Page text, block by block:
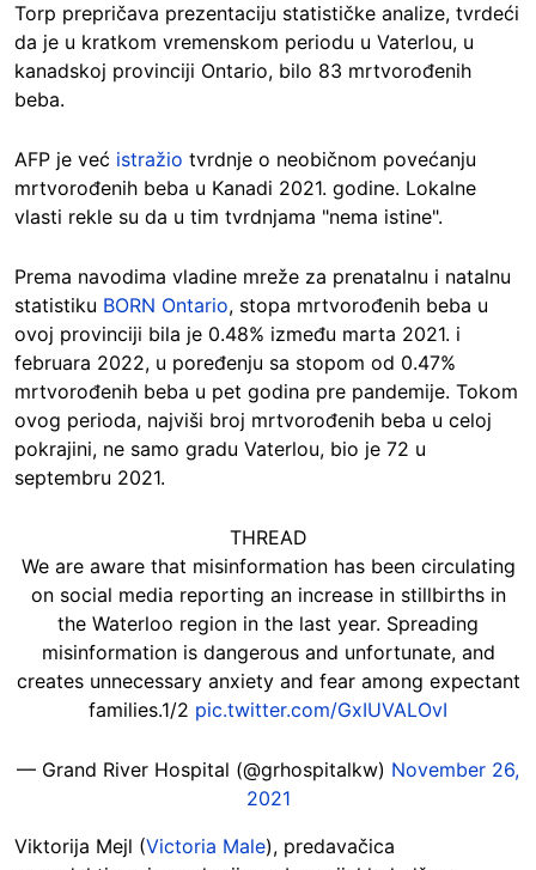
Torp prepričava prezentaciju statističke analize, tvrdeći
da je u kratkom vremenskom periodu u Vaterlou, u
kanadskoj provinciji Ontario, bilo 83 mrtvorođenih
beba.
AFP je već istražio tvrdnje o neobičnom povećanju
mrtvorođenih beba u Kanadi 2021. godine. Lokalne
vlasti rekle su da u tim tvrdnjama "nema istine".
Prema navodima vladine mreže za prenatalnu i natalnu
statistiku BORN Ontario, stopa mrtvorođenih beba u
ovoj provinciji bila je 0.48% između marta 2021. i
februara 2022, u poređenju sa stopom od 0.47%
mrtvorođenih beba u pet godina pre pandemije. Tokom
ovog perioda, najviši broj mrtvorođenih beba u celoj
pokrajini, ne samo gradu Vaterlou, bio je 72 u
septembru 2021.
THREAD
We are aware that misinformation has been circulating
on social media reporting an increase in stillbirths in
the Waterloo region in the last year. Spreading
misinformation is dangerous and unfortunate, and
creates unnecessary anxiety and fear among expectant
families.1/2 pic.twitter.com/GxIUVALOvI
— Grand River Hospital (@grhospitalkw) November 26,
2021
Viktorija Mejl (Victoria Male), predavačica